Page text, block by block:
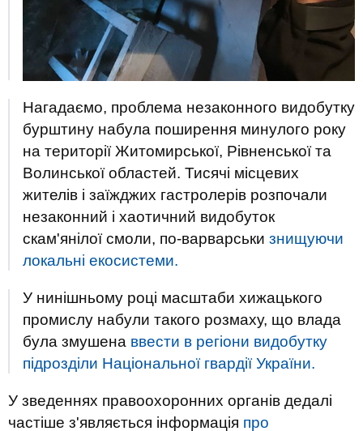
Нагадаємо, проблема незаконного видобутку
бурштину набула поширення минулого року
на території Житомирської, Рівненської та
Волинської областей. Тисячі місцевих
жителів і заїжджих гастролерів розпочали
незаконний і хаотичний видобуток
скам'янілої смоли, по-варварськи знищуючи
локальні екосистеми.
У нинішньому році масштаби хижацького
промислу набули такого розмаху, що влада
була змушена ввести в регіони видобутку
підрозділи Національної гвардії України.
У зведеннях правоохоронних органів дедалі
частіше з'являється інформація про